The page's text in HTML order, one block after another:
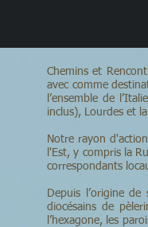
Chemins et
avec comme
l’ensemble de
inclus), Lourdes et
Notre rayon
l'Est, y compris la
correspondants
Depuis l’origine
diocésains de
l’hexagone, les